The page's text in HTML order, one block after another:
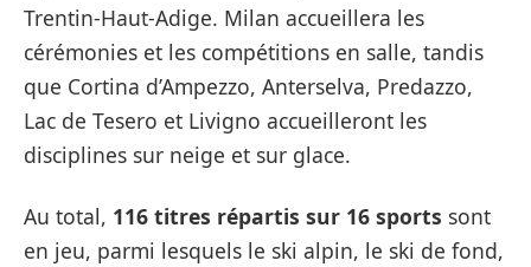
Trentin-Haut-Adige. Milan accueillera les
cérémonies et les compétitions en salle, tandis
que Cortina d’Ampezzo, Anterselva, Predazzo,
Lac de Tesero et Livigno accueilleront les
disciplines sur neige et sur glace.
Au total, 116 titres répartis sur 16 sports sont
en jeu, parmi lesquels le ski alpin, le ski de fond,